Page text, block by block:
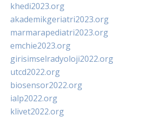
khedi2023.org
akademikgeriatri2023.org
marmarapediatri2023.org
emchie2023.org
girisimselradyoloji2022.org
utcd2022.org
biosensor2022.org
ialp2022.org
klivet2022.org